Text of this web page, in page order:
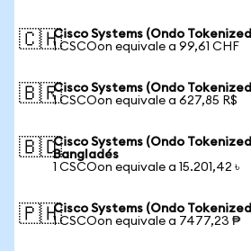
🇨🇭Cisco Systems (Ondo
1 CSCOon equivale a 99,61 CHF
🇧🇷Cisco Systems (Ondo
1 CSCOon equivale a 627,85 R$
🇧🇩Cisco Systems (Ondo
Bangladés
1 CSCOon equivale a 15.201,42 ৳
🇵🇭Cisco Systems (Ondo
1 CSCOon equivale a 7477,23 ₱